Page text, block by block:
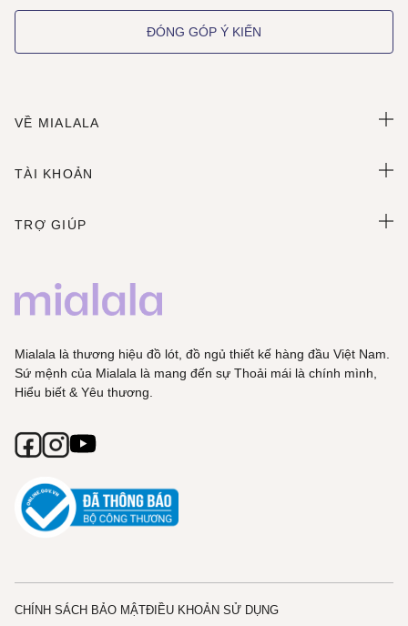
ĐÓNG GÓP Ý KIẾN
VỀ MIALALA
TÀI KHOẢN
TRỢ GIÚP
Mialala là thương hiệu đồ lót, đồ ngủ thiết kế hàng đầu Việt Nam.
Sứ mệnh của Mialala là mang đến sự Thoải mái là chính mình,
Hiểu biết & Yêu thương.
CHÍNH SÁCH BẢO MẬTĐIỀU KHOẢN SỬ DỤNG